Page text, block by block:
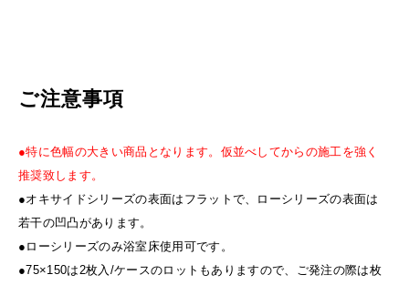
ご注意事項
●特に色幅の大きい商品となります。仮並べしてからの施工を強く
推奨致します。
●オキサイドシリーズの表面はフラットで、ローシリーズの表面は
若干の凹凸があります。
●ローシリーズのみ浴室床使用可です。
●75×150は2枚入/ケースのロットもありますので、ご発注の際は枚